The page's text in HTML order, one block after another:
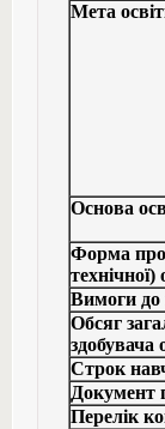
Мета
Основа
Форма
технічної)
Вимоги до
Обсяг
здобувача
Строк
Документ
Перелік